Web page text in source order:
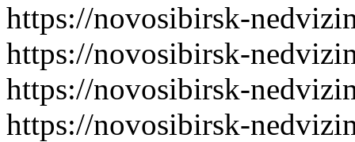
https://novosibirsk-
https://novosibirsk-
https://novosibirsk-
https://novosibirsk-